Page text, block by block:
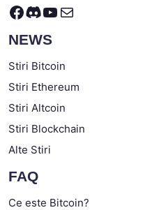
Facebook
Discord
YouTube
Mail
NEWS
Stiri Bitcoin
Stiri Ethereum
Stiri Altcoin
Stiri Blockchain
Alte Stiri
FAQ
Ce este Bitcoin?